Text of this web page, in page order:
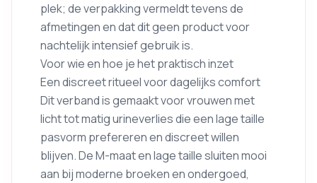
plek; de verpakking vermeldt tevens de
afmetingen en dat dit geen product voor
nachtelijk intensief gebruik is.
Voor wie en hoe je het praktisch inzet
Een discreet ritueel voor dagelijks comfort
Dit verband is gemaakt voor vrouwen met
licht tot matig urineverlies die een lage taille
pasvorm prefereren en discreet willen
blijven. De M-maat en lage taille sluiten mooi
aan bij moderne broeken en ondergoed,